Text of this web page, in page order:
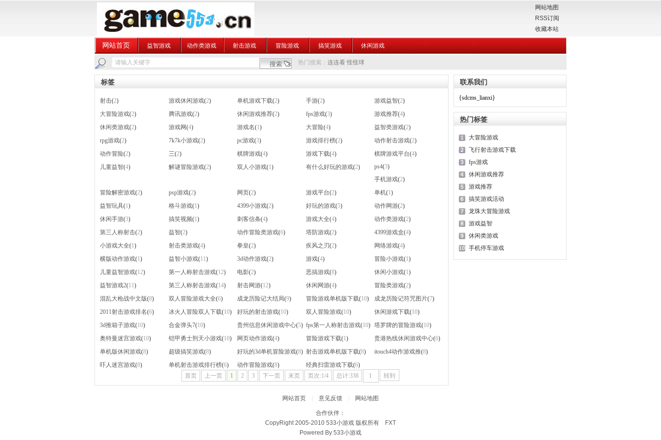
网站地图
RSS订阅
收藏本站
网站首页 益智游戏 动作类游戏 射击游戏 冒险游戏 搞笑游戏 休闲游戏
热门搜索： 连连看 怪怪球
标签
射击(2) 游戏休闲游戏(2) 单机游戏下载(2) 手游(2) 游戏益智(2)
大冒险游戏(2) 腾讯游戏(2) 休闲游戏推荐(2) fps游戏(3) 游戏推荐(4)
休闲类游戏(2) 游戏网(4) 游戏名(1) 大冒险(4) 益智类游戏(2)
rpg游戏(2) 7k7k小游戏(2) pc游戏(3) 游戏排行榜(2) 动作射击游戏(2)
动作冒险(2) 三(2) 棋牌游戏(4) 游戏下载(4) 棋牌游戏平台(4)
儿童益智(4) 解谜冒险游戏(2) 双人小游戏(1) 有什么好玩的游戏(2) ps4(3)
手机游戏(2)
冒险解密游戏(2) psp游戏(2) 网页(2) 游戏平台(2) 单机(1)
益智玩具(1) 格斗游戏(1) 4399小游戏(2) 好玩的游戏(5) 动作网游(2)
休闲手游(3) 搞笑视频(1) 刺客信条(4) 游戏大全(4) 动作类游戏(2)
第三人称射击(2) 益智(2) 动作冒险类游戏(6) 塔防游戏(2) 4399游戏盒(4)
小游戏大全(1) 射击类游戏(4) 拳皇(2) 疾风之刃(2) 网络游戏(4)
横版动作游戏(1) 益智小游戏(11) 3d动作游戏(2) 游戏(4) 冒险小游戏(1)
儿童益智游戏(12) 第一人称射击游戏(12) 电影(2) 恶搞游戏(8) 休闲小游戏(1)
益智游戏2(11) 第三人称射击游戏(14) 射击网游(12) 休闲网游(4) 冒险类游戏(2)
混乱大枪战中文版(8) 双人冒险游戏大全(6) 成龙历险记大结局(9) 冒险游戏单机版下载(10) 成龙历险记符咒图片(7)
2011射击游戏排名(6) 冰火人冒险双人下载(10) 好玩的射击游戏(10) 双人冒险游戏(10) 休闲游戏下载(10)
3d推箱子游戏(10) 合金弹头7(10) 贵州信息休闲游戏中心(5) fps第一人称射击游戏(10) 塔罗牌的冒险游戏(10)
奥特曼迷宫游戏(10) 铠甲勇士刑天小游戏(10) 网页动作游戏(4) 冒险游戏下载(1) 贵港热线休闲游戏中心(6)
单机版休闲游戏(8) 超级搞笑游戏(8) 好玩的3d单机冒险游戏(8) 射击游戏单机版下载(8) itouch4动作游戏推(8)
吓人迷宫游戏(8) 单机射击游戏排行榜(6) 动作冒险游戏(8) 经典扫雷游戏下载(6)
首页
上一页 1 2 3 下一页 末页 页次:1/4 总计:338 转到
联系我们
{sdcms_lianxi}
热门标签
大冒险游戏
飞行射击游戏下载
fps游戏
休闲游戏推荐
游戏推荐
搞笑游戏活动
龙珠大冒险游戏
游戏益智
休闲类游戏
手机停车游戏
网站首页 意见反馈 网站地图
合作伙伴：
CopyRight 2005-2010 533小游戏 版权所有 FXT
Powered By 533小游戏